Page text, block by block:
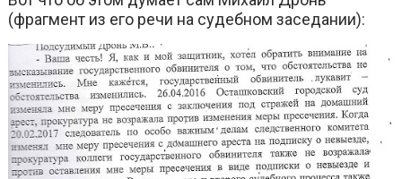
(фрагмент из его речи на судебном заседании):